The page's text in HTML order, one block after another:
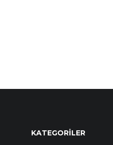
KATEGORILER